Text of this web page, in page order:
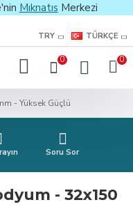
Mıknatıs Merkezi
TRY TÜRKÇE
0 0
- Yüksek Güçlü
Soru Sor
- 32x150